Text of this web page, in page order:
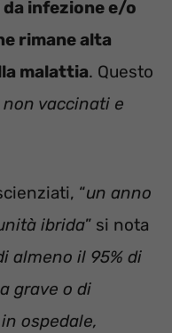
da infezione e/o
rimane alta
malattia. Questo
non vaccinati e
“un anno
ibrida” si nota
almeno il 95% di
grave o di
ospedale,